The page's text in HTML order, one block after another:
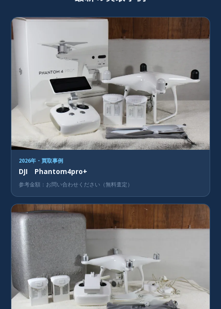
2026年・買取事例
DJI Phantom4pro+
参考金額：お問い合わせください（無料査定）